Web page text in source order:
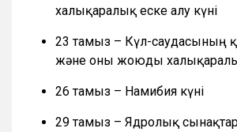
халықаралық еске алу күні
23 тамыз – Күл-саудасының
және оны жоюды
26 тамыз – Намибия күні
29 тамыз – Ядролық